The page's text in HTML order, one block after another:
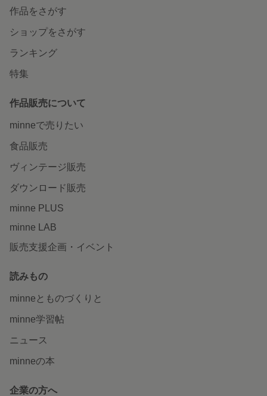
作品をさがす
ショップをさがす
ランキング
特集
作品販売について
minneで売りたい
食品販売
ヴィンテージ販売
ダウンロード販売
minne PLUS
minne LAB
販売支援企画・イベント
読みもの
minneとものづくりと
minne学習帖
ニュース
minneの本
企業の方へ